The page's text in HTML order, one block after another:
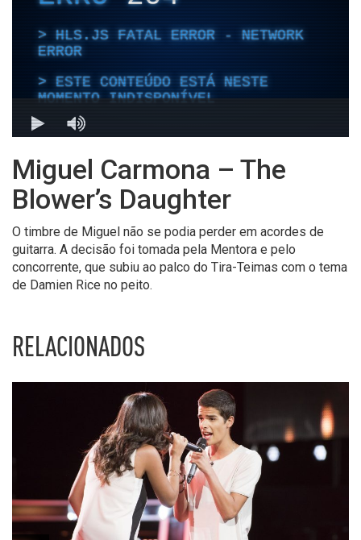
Miguel Carmona – The
Blower’s Daughter
O timbre de Miguel não se podia perder em acordes de
guitarra. A decisão foi tomada pela Mentora e pelo
concorrente, que subiu ao palco do Tira-Teimas com o tema
de Damien Rice no peito.
RELACIONADOS